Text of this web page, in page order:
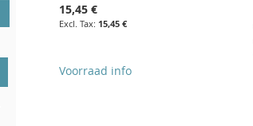
15,45 €
15,45 €
Voorraad info